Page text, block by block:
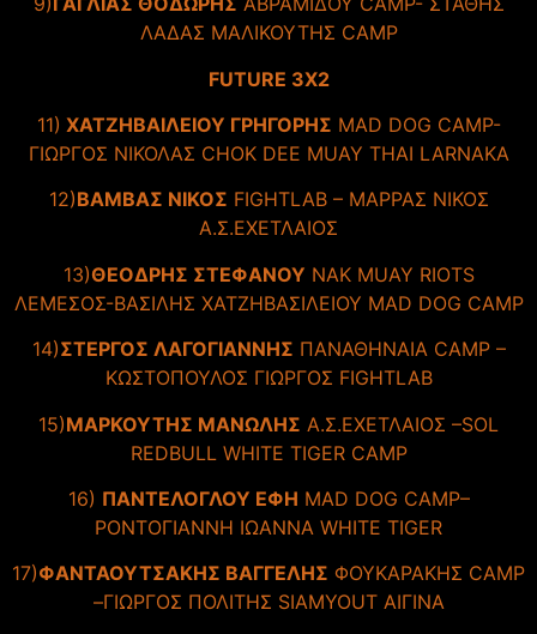
ΛΑΔΑΣ ΜΑΛΙΚΟΥΤΗΣ CAMP
FUTURE 3X2
11) XATZHBAΙΛΕΙΟΥ ΓΡΗΓΟΡΗΣ MAD DOG CAMP-
ΓΙΩΡΓΟΣ ΝΙΚΟΛΑΣ CHOK DEE MUAY THAI LARNAKA
12)ΒΑΜΒΑΣ ΝΙΚΟΣ FIGHTLAB – ΜΑΡΡΑΣ ΝΙΚΟΣ
A.Σ.ΕΧΕΤΛΑΙΟΣ
13)ΘΕΟΔΡΗΣ ΣΤΕΦΑΝΟΥ ΝΑΚ MUAY RIOTS
ΛΕΜΕΣΟΣ-ΒΑΣΙΛΗΣ ΧΑΤΖΗΒΑΣΙΛΕΙΟΥ MAD DOG CAMP
14)ΣΤΕΡΓΟΣ ΛΑΓΟΓΙΑΝΝΗΣ ΠΑΝΑΘΗΝΑΙΑ CAMP –
ΚΩΣΤΟΠΟΥΛΟΣ ΓΙΩΡΓΟΣ FIGHTLAB
15)ΜΑΡΚΟΥΤΗΣ ΜΑΝΩΛΗΣ A.Σ.ΕΧΕΤΛΑΙΟΣ –SOL
REDBULL WHITE TIGER CAMP
16) ΠΑΝΤΕΛΟΓΛΟΥ ΕΦΗ MAD DOG CAMP–
ΡΟΝΤΟΓΙΑΝΝΗ ΙΩΑΝΝΑ WHITE TIGER
17)ΦΑΝΤΑΟΥΤΣΑΚΗΣ ΒΑΓΓΕΛΗΣ ΦΟΥΚΑΡΑΚΗΣ CAMP
–ΓΙΩΡΓΟΣ ΠΟΛΙΤΗΣ SIAMYOUT ΑΙΓΙΝΑ